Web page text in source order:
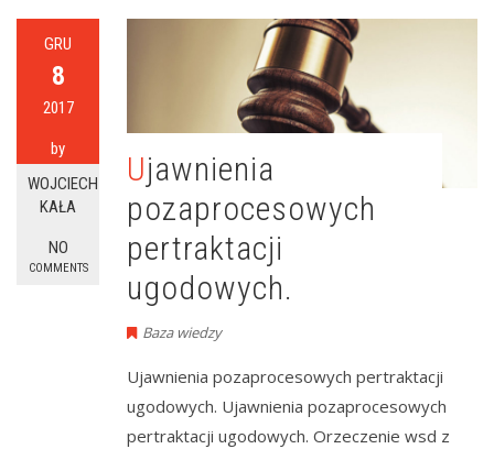
GRU
8
2017
by
WOJCIECH
KAŁA
NO
COMMENTS
Ujawnienia
pozaprocesowych
pertraktacji
ugodowych.
Baza wiedzy
Ujawnienia pozaprocesowych pertraktacji
ugodowych. Ujawnienia pozaprocesowych
pertraktacji ugodowych. Orzeczenie wsd z